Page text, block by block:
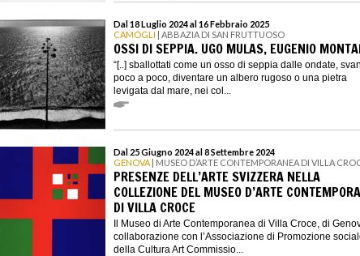
Dal 18 Luglio 2024 al 16 Febbraio 2025
CAMOGLI | ABBAZIA DI SAN FRUTTUOSO
OSSI DI SEPPIA. UGO MULAS, EUGENIO
“[..] sballottati come un osso di seppia dalle ondate,
poco a poco, diventare un albero rugoso o una pietra
levigata dal mare, nei col...
Dal 25 Giugno 2024 al 8 Settembre 2024
GENOVA | MUSEO D’ARTE CONTEMPORANEA DI VILLA
PRESENZE DELL’ARTE SVIZZERA NELLA
COLLEZIONE DEL MUSEO D’ARTE
DI VILLA CROCE
Il Museo di Arte Contemporanea di Villa Croce, di
collaborazione con l’Associazione di Promozione
della Cultura Art Commissio...